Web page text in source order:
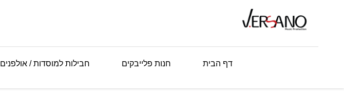
דף הבית חנות פלייבקים חבילות למוסדות / אולפנים